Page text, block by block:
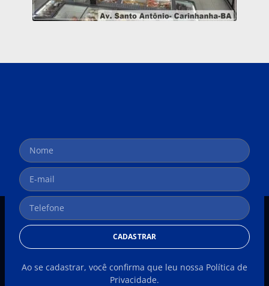
CADASTRAR
Ao se cadastrar, você confirma que leu nossa Política de
Privacidade.